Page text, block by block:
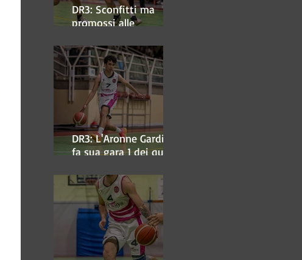
DR3: Sconfitti ma
promossi alle
DR3: L'Aronne Gardini
fa sua gara 1 dei quarti